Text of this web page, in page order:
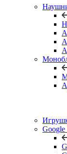
Google